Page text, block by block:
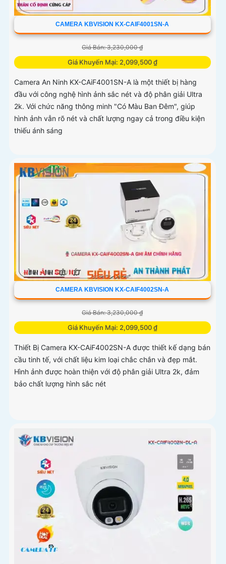
CAMERA KBVISION KX-CAIF4001SN-A
Giá Bán: 3,230,000 ₫
Giá Khuyến Mại: 2,099,500 ₫
Camera An Ninh KX-CAiF4001SN-A là một thiết bị hàng
đầu với công nghệ hình ảnh sắc nét và độ phân giải Ultra
2k. Với chức năng thông minh "Có Màu Ban Đêm", giúp
hình ảnh vẫn rõ nét và chất lượng ngay cả trong điều kiện
thiếu ánh sáng
CAMERA KBVISION KX-CAIF4002SN-A
Giá Bán: 3,230,000 ₫
Giá Khuyến Mại: 2,099,500 ₫
Thiết Bị Camera KX-CAiF4002SN-A được thiết kế dạng bán
cầu tinh tế, với chất liệu kim loại chắc chắn và đẹp mắt.
Hình ảnh được hoàn thiện với độ phân giải Ultra 2k, đảm
bảo chất lượng hình sắc nét